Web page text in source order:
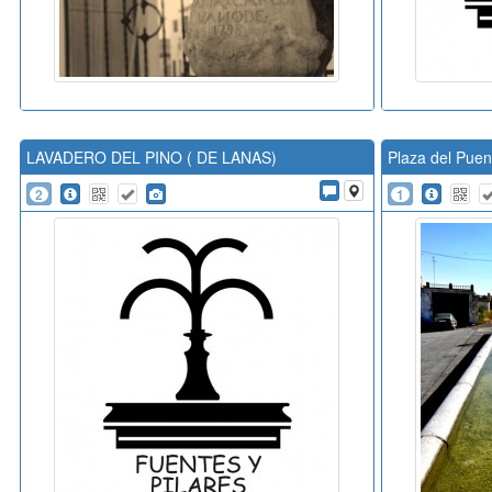
LAVADERO DEL PINO ( DE LANAS)
2
Plaza del
1